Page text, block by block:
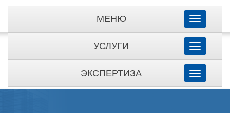
МЕНЮ
Toggle
УСЛУГИ
Toggle
ЭКСПЕРТИЗА
Toggle